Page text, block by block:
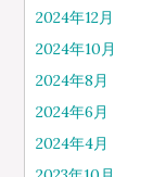
2024年12月
2024年10月
2024年8月
2024年6月
2024年4月